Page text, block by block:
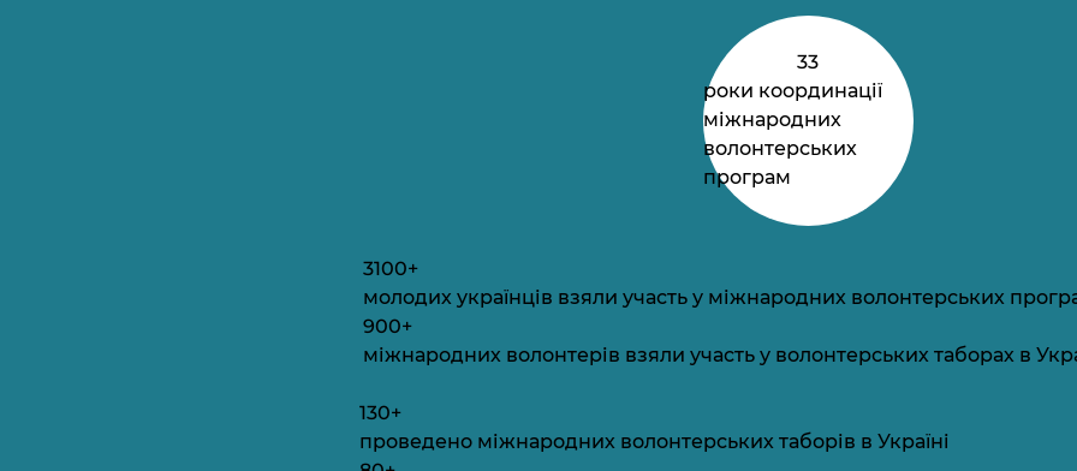
33
роки координації
міжнародних
волонтерських
програм
3100+
молодих українців взяли участь у міжнародних волонтерських
900+
міжнародних волонтерів взяли участь у волонтерських таборах в
130+
проведено міжнародних волонтерських таборів в Україні